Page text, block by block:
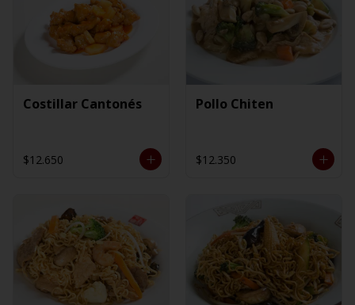
Costillar Cantonés
$12.650
Pollo Chiten
$12.350